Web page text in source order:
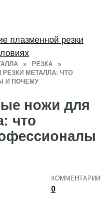
» РЕЗКА
»
МЕТАЛЛА: ЧТО
И ПОЧЕМУ
ножи для
что
КОММЕНТАРИИ
0
плазменной резки